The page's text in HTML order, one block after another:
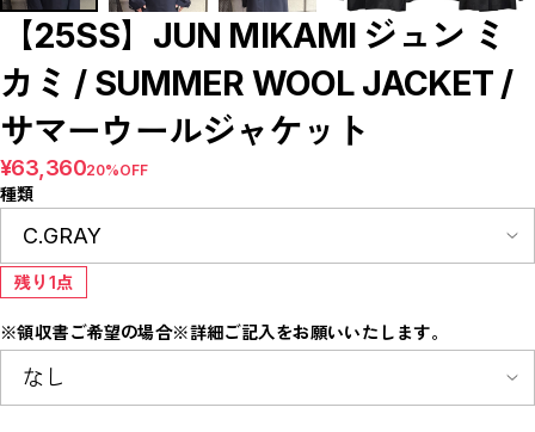
【MEN'S】BRAND LIST
A
C
D
F
M
P
S
T
W
Y
OUTER / コート,ブルゾン,ジャケット
TOPS / カットソー,ブラウス,ニット
BOTTOMS / パンツ,スカート
DRESSES / ワンピース
【25SS】JUN MIKAMI ジュン ミ
カミ / SUMMER WOOL JACKET /
サマーウールジャケット
¥63,36020%OFF
種類
残り1点
※領収書ご希望の場合※詳細ご記入をお願いいたします。